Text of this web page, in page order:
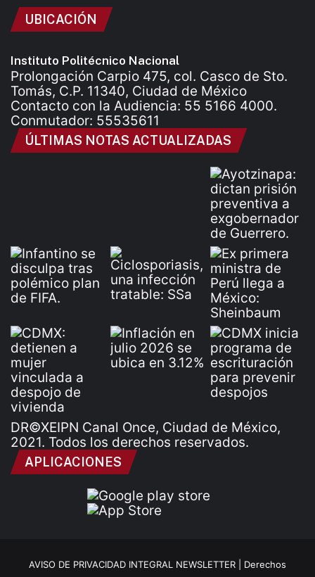
UBICACIÓN
Instituto Politécnico Nacional
Prolongación Carpio 475, col. Casco de Sto.
Tomás, C.P. 11340, Ciudad de México
Contacto con la Audiencia: 55 5166 4000.
Conmutador: 55535611
ÚLTIMAS NOTAS ACTUALIZADAS
DR©XEIPN Canal Once, Ciudad de México,
2021. Todos los derechos reservados.
APLICACIONES
AVISO DE PRIVACIDAD INTEGRAL NEWSLETTER | Derechos